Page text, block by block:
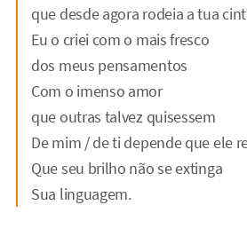
que desde agora rodeia a tua
Eu o criei com o mais fresco
dos meus pensamentos
Com o imenso amor
que outras talvez quisessem
De mim / de ti depende que ele
Que seu brilho não se extinga
Sua linguagem.